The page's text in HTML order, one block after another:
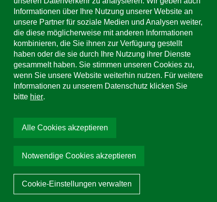
Informationen über Ihre Nutzung unserer Website an
unsere Partner für soziale Medien und Analysen weiter,
die diese möglicherweise mit anderen Informationen
kombinieren, die Sie ihnen zur Verfügung gestellt
haben oder die sie durch Ihre Nutzung ihrer Dienste
gesammelt haben. Sie stimmen unseren Cookies zu,
wenn Sie unsere Website weiterhin nutzen. Für weitere
Informationen zu unserem Datenschutz klicken Sie
bitte hier.
Alle Cookies akzeptieren
Notwendige Cookies akzeptieren
Cookie-Einstellungen verwalten
Made in Ortenau
Transportbeton
Stabiler Grund für Ihre Projekte – Unser Transportbeton
Mehr dazu